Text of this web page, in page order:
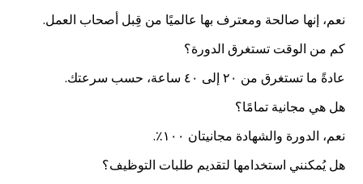
نعم، إنها صالحة ومعترف بها عالميًا من قِبل أصحاب العمل.
كم من الوقت تستغرق الدورة؟
عادةً ما تستغرق من ٢٠ إلى ٤٠ ساعة، حسب سرعتك.
هل هي مجانية تمامًا؟
نعم، الدورة والشهادة مجانيتان ١٠٠٪.
هل يُمكنني استخدامها لتقديم طلبات التوظيف؟